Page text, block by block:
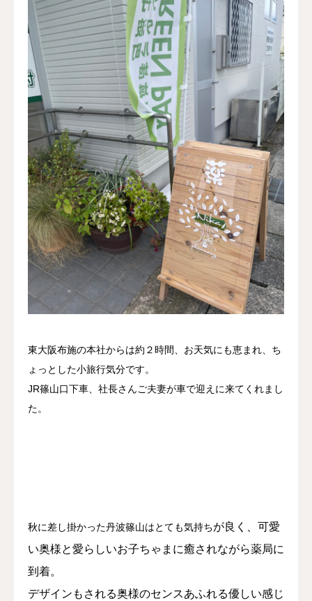
東大阪布施の本社からは約２時間、お天気にも恵まれ、ち
ょっとした小旅行気分です。
JR篠山口下車、社長さんご夫妻が車で迎えに来てくれまし
た。
秋に差し掛かった丹波篠山はとても気持ちが良く、可愛
い奥様と愛らしいお子ちゃまに癒されながら薬局に
到着。
デザインもされる奥様のセンスあふれる優しい感じ